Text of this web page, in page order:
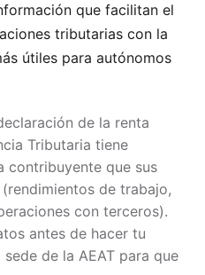
que facilitan el
tributarias con la
útiles para autónomos
de la renta
Tributaria tiene
contribuyente que sus
de trabajo,
con terceros).
antes de hacer tu
de la AEAT para que